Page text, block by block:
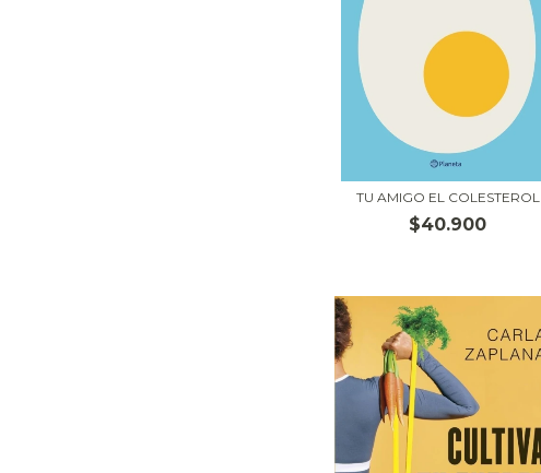
TU AMIGO EL COLESTEROL
$40.900